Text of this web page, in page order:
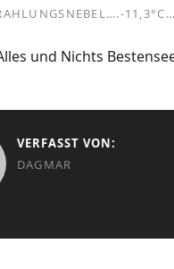
und Nichts
VERFASST VON:
DAGMAR